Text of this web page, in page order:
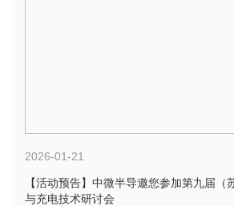
2026-01-21
【活动预告】中微半导邀您参加第九届（
与充电技术研讨会